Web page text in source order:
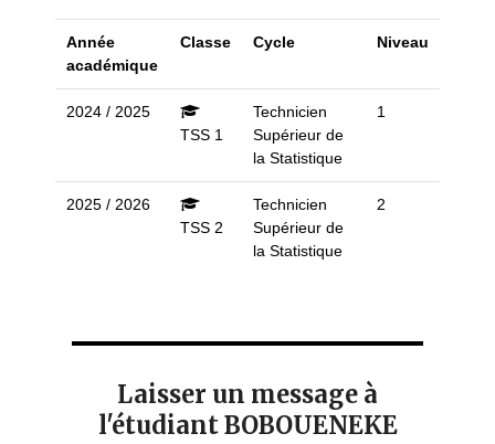
Année
académique
Classe Cycle Niveau
2024 / 2025
TSS 1
Technicien
Supérieur de
la Statistique
1
2025 / 2026
TSS 2
Technicien
Supérieur de
la Statistique
2
Laisser un message à
l'étudiant BOBOUENEKE